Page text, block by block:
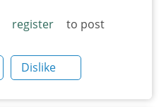
register
to post
Dislike